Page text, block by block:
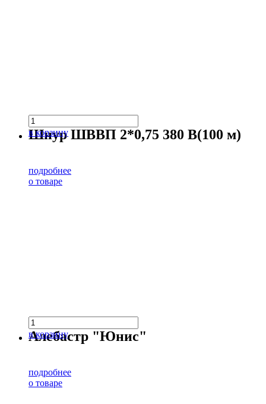
в корзину
Шнур ШВВП 2*0,75 380 В(100 м)
подробнее
о товаре
в корзину
Алебастр "Юнис"
подробнее
о товаре